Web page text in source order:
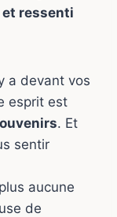
ressenti
a devant vos
esprit est
. Et
sentir
aucune
de